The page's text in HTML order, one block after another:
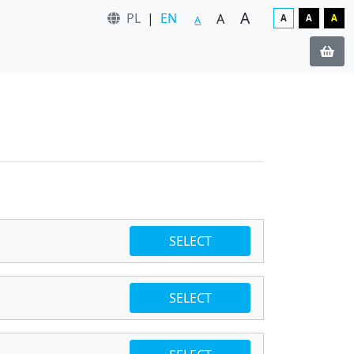
PL | EN A A A A A A
SELECT
SELECT